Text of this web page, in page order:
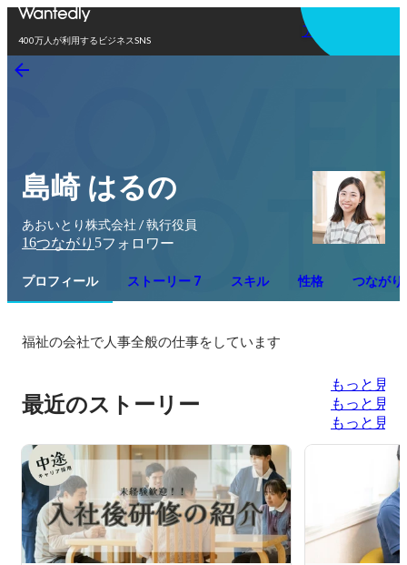
400万人が利用するビジネスSNS
アプリを使う
島崎 はるの
あおいとり株式会社 / 執行役員
16つながり 5フォロワー
プロフィール ストーリー 7 スキル 性格 つながり
福祉の会社で人事全般の仕事をしています
最近のストーリー
もっと見る
もっと見る
もっと見る